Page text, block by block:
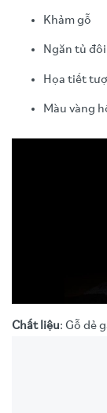
Khảm gỗ
Ngăn tủ đôi
Họa tiết
Màu vàng
Chất liệu: Gỗ dẻ